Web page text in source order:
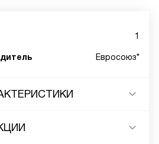
1
Евросоюз*